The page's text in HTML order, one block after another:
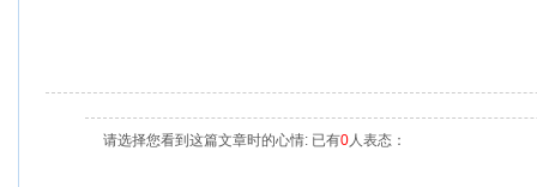
请选择您看到这篇文章时的心情: 已有0人表态：